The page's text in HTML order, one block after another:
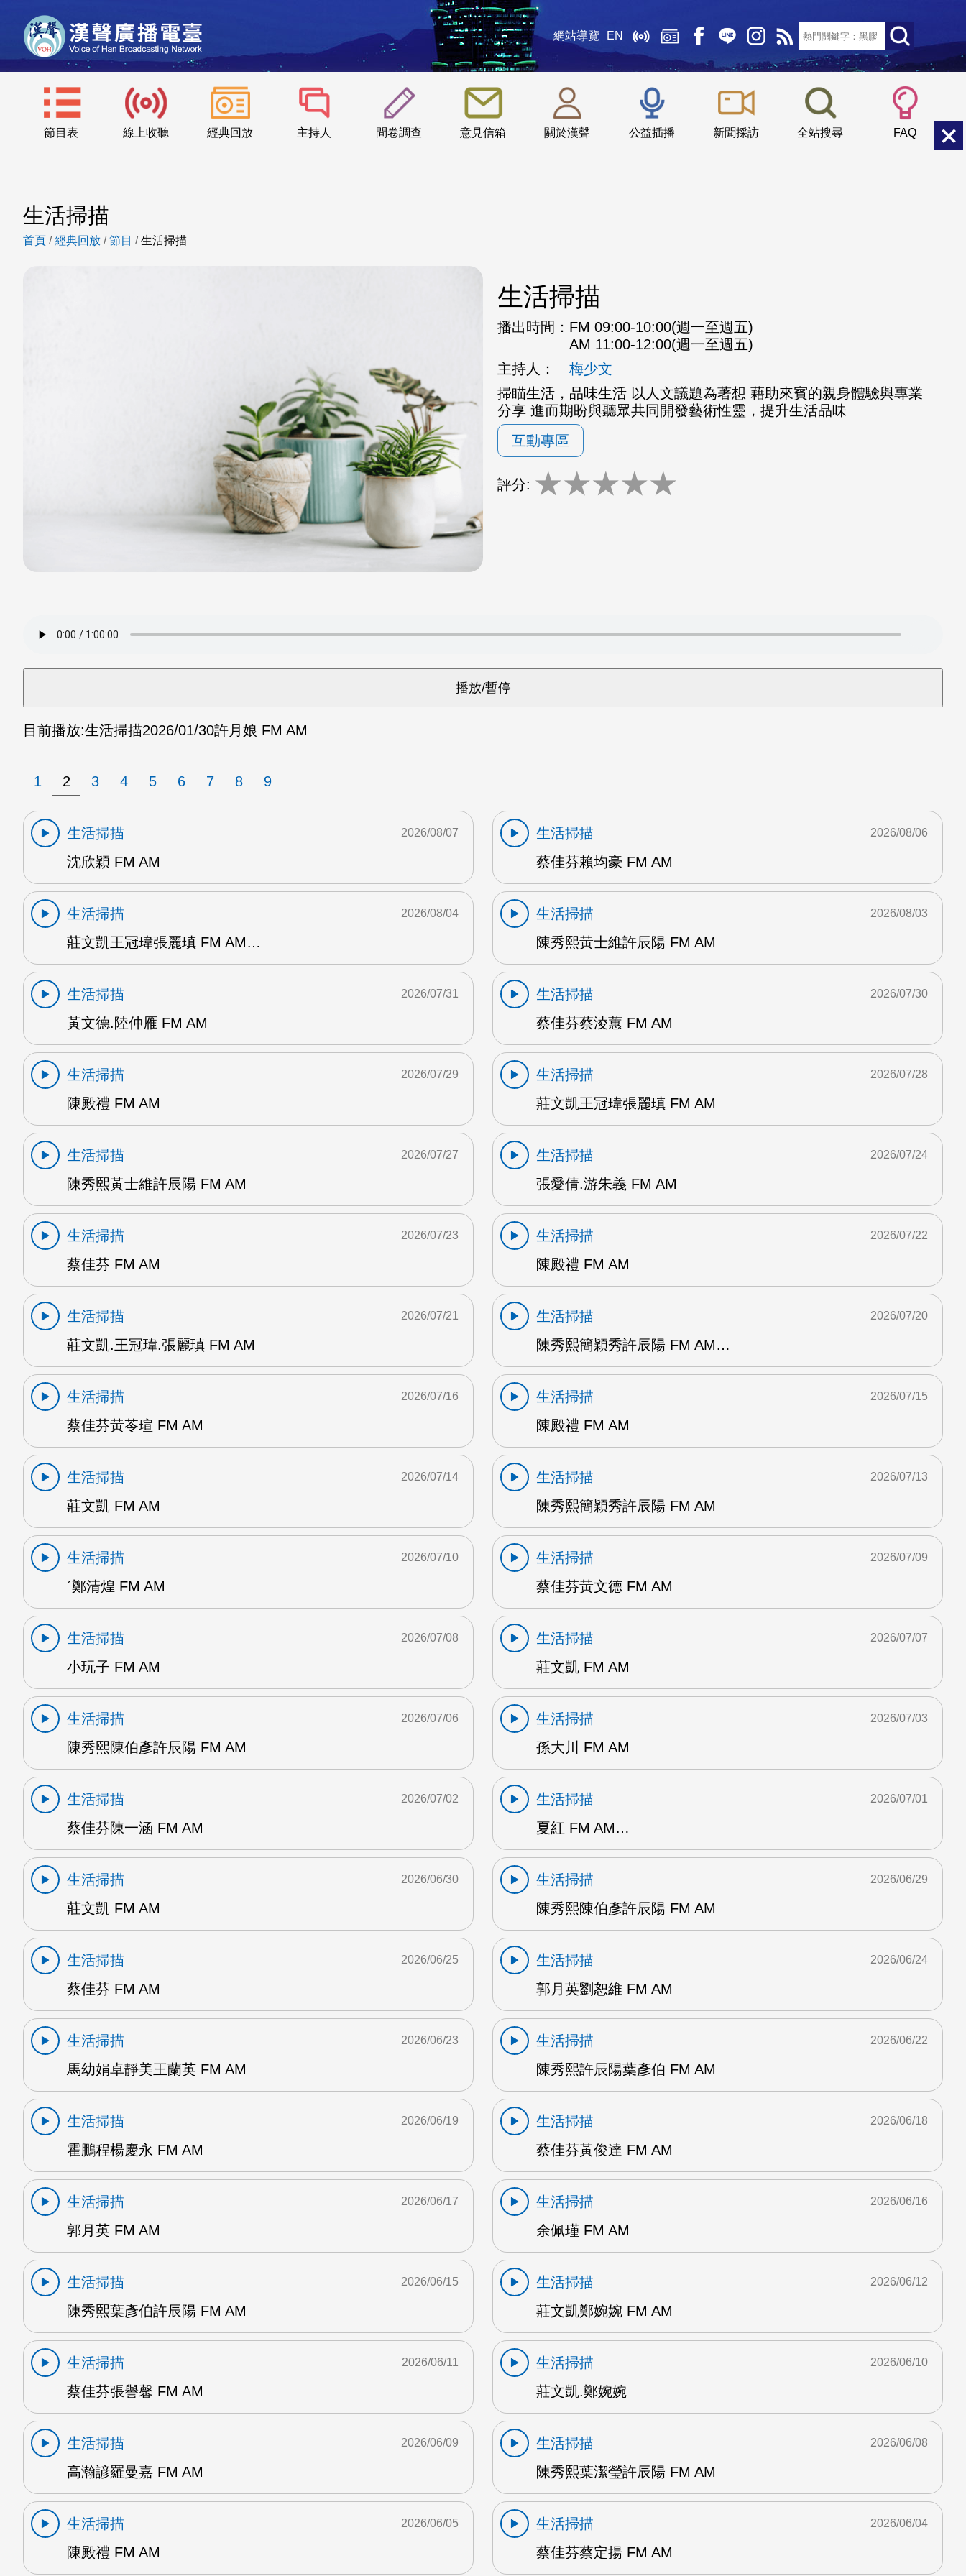
網站導覽 EN
節目表 線上收聽 經典回放 主持人 問卷調查 意見信箱 關於漢聲 公益插播 新聞採訪 全站搜尋 FAQ
::: 小 中
生活掃描
首頁 /經典回放 /節目 /生活掃描
生活掃描
播出時間： FM 09:00-10:00(週一至週五)
AM 11:00-12:00(週一至週五)
主持人：
梅少文
掃瞄生活，品味生活 以人文議題為著想 藉助來賓的親身體驗與專業
分享 進而期盼與聽眾共同開發藝術性靈，提升生活品味
互動專區
評分: ★★★★★
目前播放:生活掃描2026/01/30許月娘 FM AM
1 2 3 4 5 6 7 8 9
生活掃描
沈欣穎 FM AM
2026/08/07
生活掃描
蔡佳芬賴均豪 FM AM
2026/08/06
生活掃描
莊文凱王冠瑋張麗瑱 FM AM…
2026/08/04
生活掃描
陳秀熙黃士維許辰陽 FM AM
2026/08/03
生活掃描
黃文德.陸仲雁 FM AM
2026/07/31
生活掃描
蔡佳芬蔡淩蕙 FM AM
2026/07/30
生活掃描
陳殿禮 FM AM
2026/07/29
生活掃描
莊文凱王冠瑋張麗瑱 FM AM
2026/07/28
生活掃描
陳秀熙黃士維許辰陽 FM AM
2026/07/27
生活掃描
張愛倩.游朱義 FM AM
2026/07/24
生活掃描
蔡佳芬 FM AM
2026/07/23
生活掃描
陳殿禮 FM AM
2026/07/22
生活掃描
莊文凱.王冠瑋.張麗瑱 FM AM
2026/07/21
生活掃描
陳秀熙簡穎秀許辰陽 FM AM…
2026/07/20
生活掃描
蔡佳芬黃苓瑄 FM AM
2026/07/16
生活掃描
陳殿禮 FM AM
2026/07/15
生活掃描
莊文凱 FM AM
2026/07/14
生活掃描
陳秀熙簡穎秀許辰陽 FM AM
2026/07/13
生活掃描
ˊ鄭清煌 FM AM
2026/07/10
生活掃描
蔡佳芬黃文德 FM AM
2026/07/09
生活掃描
小玩子 FM AM
2026/07/08
生活掃描
莊文凱 FM AM
2026/07/07
生活掃描
陳秀熙陳伯彥許辰陽 FM AM
2026/07/06
生活掃描
孫大川 FM AM
2026/07/03
生活掃描
蔡佳芬陳一涵 FM AM
2026/07/02
生活掃描
夏紅 FM AM…
2026/07/01
生活掃描
莊文凱 FM AM
2026/06/30
生活掃描
陳秀熙陳伯彥許辰陽 FM AM
2026/06/29
生活掃描
蔡佳芬 FM AM
2026/06/25
生活掃描
郭月英劉恕維 FM AM
2026/06/24
生活掃描
馬幼娟卓靜美王蘭英 FM AM
2026/06/23
生活掃描
陳秀熙許辰陽葉彥伯 FM AM
2026/06/22
生活掃描
霍鵬程楊慶永 FM AM
2026/06/19
生活掃描
蔡佳芬黃俊達 FM AM
2026/06/18
生活掃描
郭月英 FM AM
2026/06/17
生活掃描
余佩瑾 FM AM
2026/06/16
生活掃描
陳秀熙葉彥伯許辰陽 FM AM
2026/06/15
生活掃描
莊文凱鄭婉婉 FM AM
2026/06/12
生活掃描
蔡佳芬張譽馨 FM AM
2026/06/11
生活掃描
莊文凱.鄭婉婉
2026/06/10
生活掃描
高瀚諺羅曼嘉 FM AM
2026/06/09
生活掃描
陳秀熙葉潔瑩許辰陽 FM AM
2026/06/08
生活掃描
陳殿禮 FM AM
2026/06/05
生活掃描
蔡佳芬蔡定揚 FM AM
2026/06/04